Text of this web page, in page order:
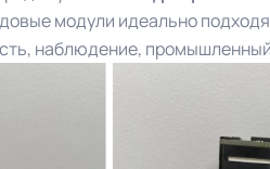
модули идеально
наблюдение,